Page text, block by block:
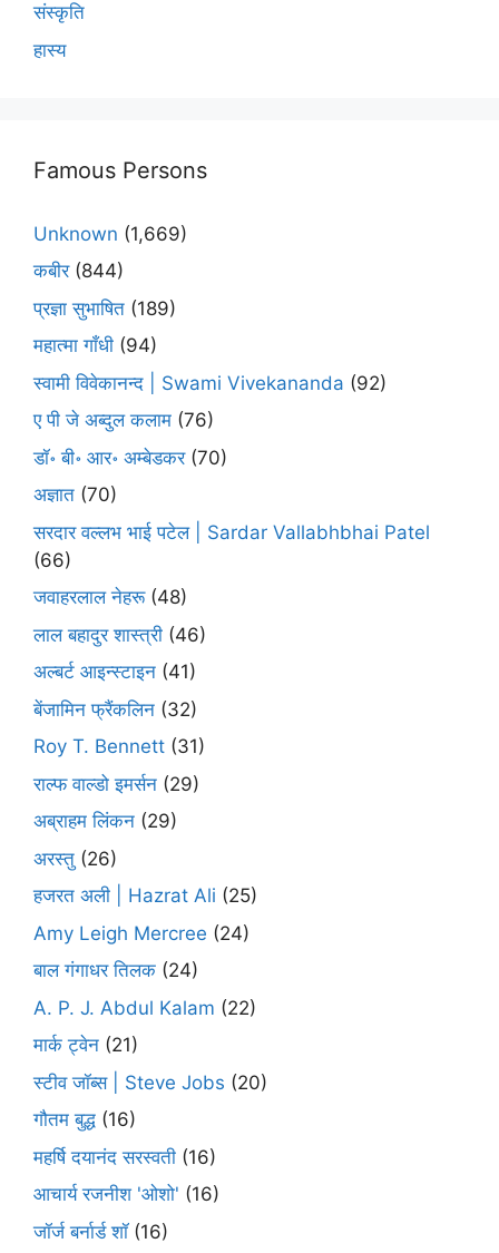
संस्कृति
हास्य
Famous Persons
Unknown (1,669)
कबीर(844)
प्रज्ञा सुभाषित (189)
महात्मा गाँधी (94)
स्वामी विवेकानन्द | Swami Vivekananda (92)
ए पी जे अब्दुल कलाम (76)
डॉ॰ बी॰ आर॰ अम्बेडकर(70)
अज्ञात (70)
सरदार वल्लभ भाई पटेल | Sardar Vallabhbhai Patel
(66)
जवाहरलाल नेहरू(48)
लाल बहादुर शास्त्री (46)
अल्बर्ट आइन्स्टाइन (41)
बेंजामिन फ्रैंकलिन (32)
Roy T. Bennett (31)
राल्फ वाल्डो इमर्सन (29)
अब्राहम लिंकन (29)
अरस्तु (26)
हजरत अली | Hazrat Ali (25)
Amy Leigh Mercree (24)
बाल गंगाधर तिलक (24)
A. P. J. Abdul Kalam (22)
मार्क ट्वेन (21)
स्टीव जॉब्स | Steve Jobs (20)
गौतम बुद्ध (16)
महर्षि दयानंद सरस्वती (16)
आचार्य रजनीश 'ओशो' (16)
जॉर्ज बर्नार्ड शॉ(16)